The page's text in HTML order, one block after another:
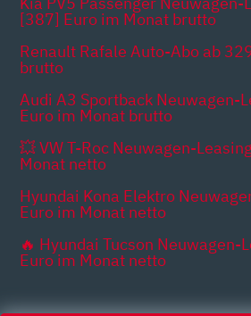
[387] Euro im Monat brutto
Renault Rafale Auto-Abo ab
brutto
Audi A3 Sportback Neuwagen-
Euro im Monat brutto
💥 VW T-Roc Neuwagen-
Monat netto
Hyundai Kona Elektro
Euro im Monat netto
🔥 Hyundai Tucson Neuwagen-
Euro im Monat netto